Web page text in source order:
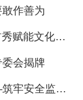
入调研为教育
议：一是总结
势，将先进的
员之间的交
作善为
百度百科苏轼AI对话机器人全网首秀赋能文化传承
会揭牌
河南鲁山：科技赋能应急管理——筑牢安全监管防线